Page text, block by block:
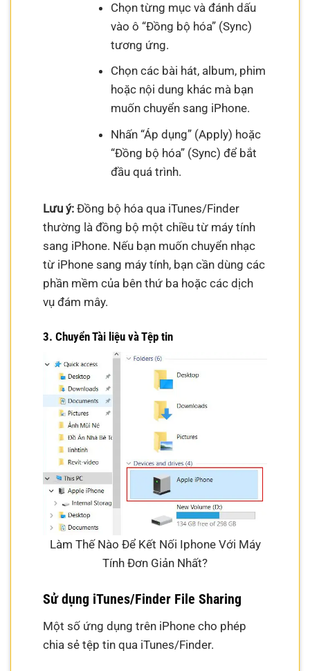
Chọn từng mục và đánh dấu
vào ô “Đồng bộ hóa” (Sync)
tương ứng.
Chọn các bài hát, album, phim
hoặc nội dung khác mà bạn
muốn chuyển sang iPhone.
Nhấn “Áp dụng” (Apply) hoặc
“Đồng bộ hóa” (Sync) để bắt
đầu quá trình.
Lưu ý: Đồng bộ hóa qua iTunes/Finder
thường là đồng bộ một chiều từ máy tính
sang iPhone. Nếu bạn muốn chuyển nhạc
từ iPhone sang máy tính, bạn cần dùng các
phần mềm của bên thứ ba hoặc các dịch
vụ đám mây.
3. Chuyển Tài liệu và Tệp tin
Làm Thế Nào Để Kết Nối Iphone Với Máy
Tính Đơn Giản Nhất?
Sử dụng iTunes/Finder File Sharing
Một số ứng dụng trên iPhone cho phép
chia sẻ tệp tin qua iTunes/Finder.